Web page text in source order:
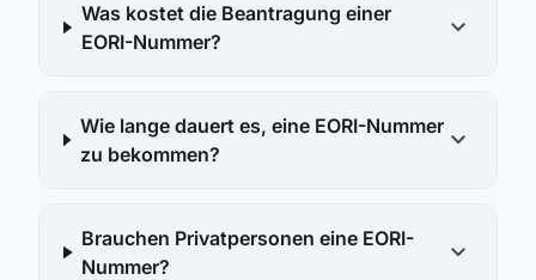
Was kostet die Beantragung einer
EORI-Nummer?
expand_more
Wie lange dauert es, eine EORI-Nummer
zu bekommen?
expand_more
Brauchen Privatpersonen eine EORI-
Nummer?
expand_more